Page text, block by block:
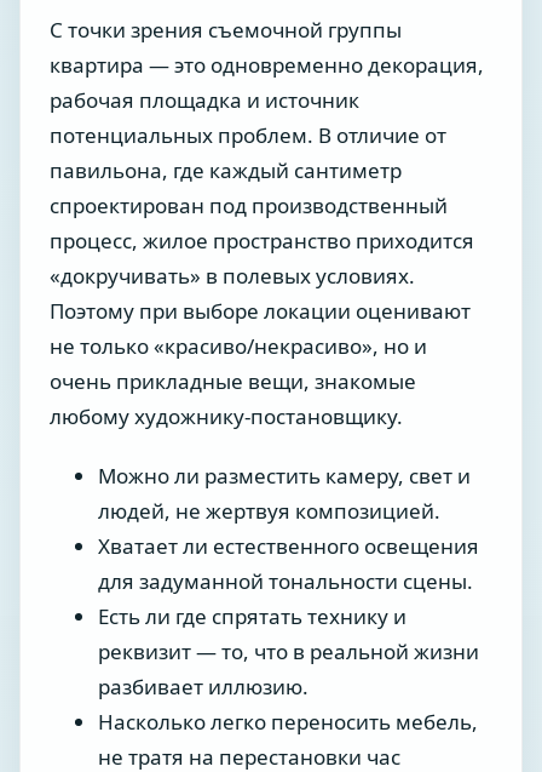
С точки зрения съемочной группы
квартира — это одновременно декорация,
рабочая площадка и источник
потенциальных проблем. В отличие от
павильона, где каждый сантиметр
спроектирован под производственный
процесс, жилое пространство приходится
«докручивать» в полевых условиях.
Поэтому при выборе локации оценивают
не только «красиво/некрасиво», но и
очень прикладные вещи, знакомые
любому художнику-постановщику.
Можно ли разместить камеру, свет и
людей, не жертвуя композицией.
Хватает ли естественного освещения
для задуманной тональности сцены.
Есть ли где спрятать технику и
реквизит — то, что в реальной жизни
разбивает иллюзию.
Насколько легко переносить мебель,
не тратя на перестановки час